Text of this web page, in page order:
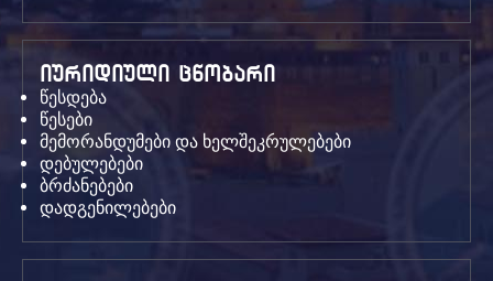
იურიდიული ცნობარი
წესდება
წესები
მემორანდუმები და ხელშეკრულებები
დებულებები
ბრძანებები
დადგენილებები